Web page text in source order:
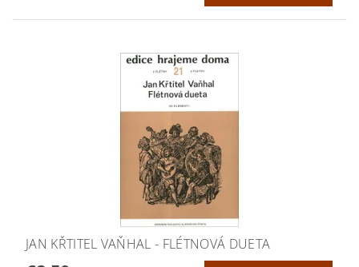
JAN KŘTITEL VAŇHAL - FLÉTNOVÁ DUETA